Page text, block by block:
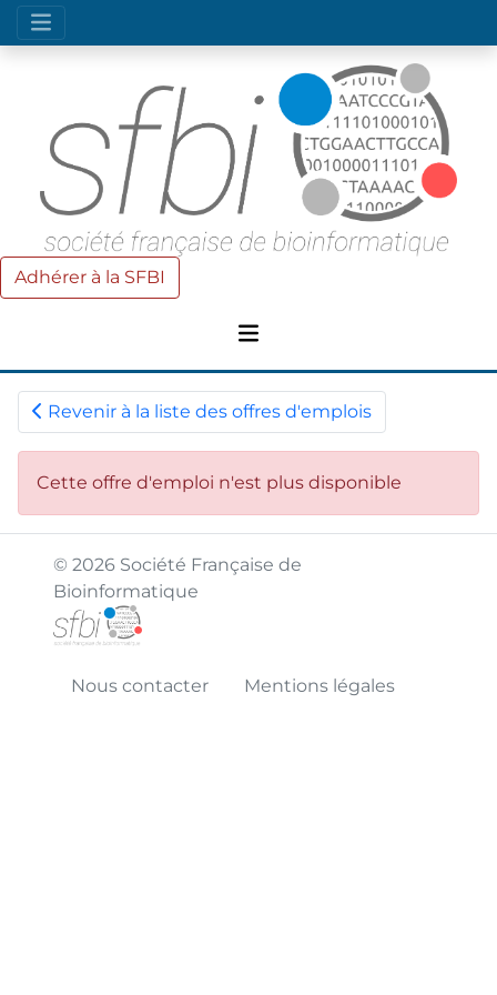
Adhérer à la SFBI
Revenir à la liste des offres d'emplois
Cette offre d'emploi n'est plus disponible
© 2026 Société Française de
Bioinformatique
Nous contacter Mentions légales